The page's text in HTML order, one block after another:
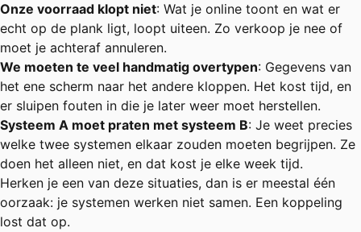
Onze voorraad klopt niet: Wat je online toont en wat er
echt op de plank ligt, loopt uiteen. Zo verkoop je nee of
moet je achteraf annuleren.
We moeten te veel handmatig overtypen: Gegevens van
het ene scherm naar het andere kloppen. Het kost tijd, en
er sluipen fouten in die je later weer moet herstellen.
Systeem A moet praten met systeem B: Je weet precies
welke twee systemen elkaar zouden moeten begrijpen. Ze
doen het alleen niet, en dat kost je elke week tijd.
Herken je een van deze situaties, dan is er meestal één
oorzaak: je systemen werken niet samen. Een koppeling
lost dat op.